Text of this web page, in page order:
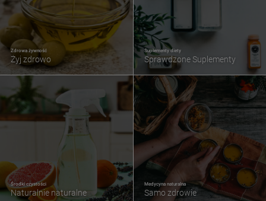
Zdrowa żywność
Żyj zdrowo
Suplementy diety
Sprawdzone Suplementy
Środki czystości
Naturalnie naturalne
Medycyna naturalna
Samo zdrowie